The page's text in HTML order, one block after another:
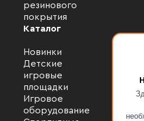
резинового
покрытия
Каталог
Новинки
Детские
игровые
площадки
Игровое
оборудование
Файлы cookie
Мы используем файлы cookie
взаимодействия с